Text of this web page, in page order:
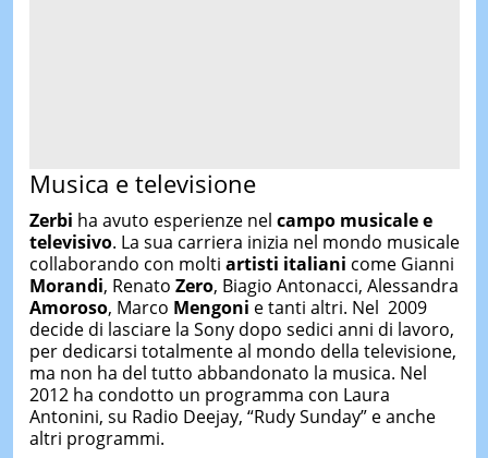
Musica e televisione
Zerbi ha avuto esperienze nel campo musicale e
televisivo. La sua carriera inizia nel mondo musicale
collaborando con molti artisti italiani come Gianni
Morandi, Renato Zero, Biagio Antonacci, Alessandra
Amoroso, Marco Mengoni e tanti altri. Nel 2009
decide di lasciare la Sony dopo sedici anni di lavoro,
per dedicarsi totalmente al mondo della televisione,
ma non ha del tutto abbandonato la musica. Nel
2012 ha condotto un programma con Laura
Antonini, su Radio Deejay, “Rudy Sunday” e anche
altri programmi.